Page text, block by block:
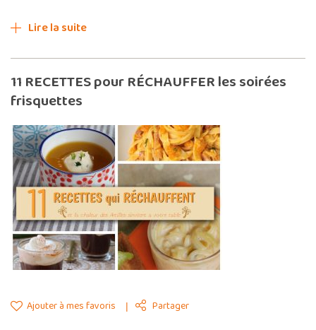
Lire la suite
11 RECETTES pour RÉCHAUFFER les soirées
frisquettes
Ajouter à mes favoris Partager